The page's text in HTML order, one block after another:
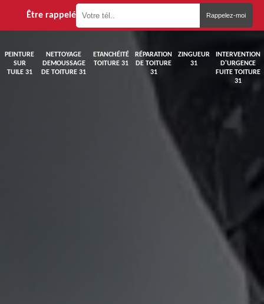
Être rappelé
PEINTURE
SUR
TUILE 31
NETTOYAGE
DEMOUSSAGE
DE TOITURE 31
ETANCHÉITÉ
TOITURE 31
RÉPARATION
DE TOITURE
31
ZINGUEUR
31
INTERVENTION
D'URGENCE
FUITE TOITURE
31